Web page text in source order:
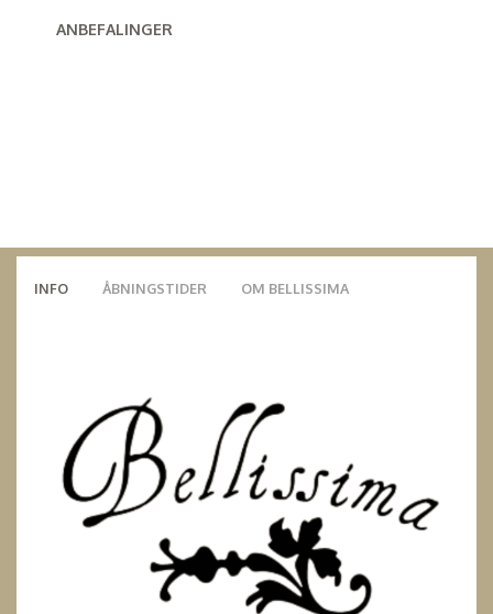
ANBEFALINGER
INFO ÅBNINGSTIDER OM BELLISSIMA